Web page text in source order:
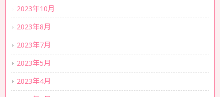
2023年10月
2023年8月
2023年7月
2023年5月
2023年4月